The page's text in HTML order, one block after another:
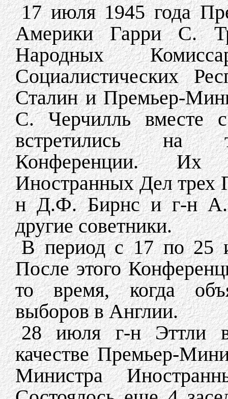
17 июля 1945 года
Америки Гарри С.
Народных
Социалистических
Сталин и Премьер-
С. Черчилль вместе
встретились на
Конференции. Их
Иностранных Дел трех
н Д.Ф. Бирнс и г-н А.
другие советники.
В период с 17 по 25
После этого
то время, когда
выборов в Англии.
28 июля г-н Эттли
качестве Премьер-
Министра